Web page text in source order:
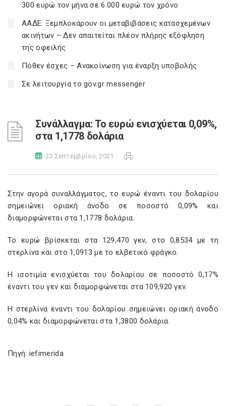
300 ευρώ τον μήνα σε 6.000 ευρώ τον χρόνο
ΑΑΔΕ: Ξεμπλοκάρουν οι μεταβιβάσεις κατασχεμένων
ακινήτων – Δεν απαιτείται πλέον πλήρης εξόφληση
της οφειλής
Πόθεν έσχες – Ανακοίνωση για έναρξη υποβολής
Σε λειτουργία το gov.gr messenger
Συνάλλαγμα: Το ευρώ ενισχύεται 0,09%,
στα 1,1778 δολάρια
23 Σεπτεμβρίου, 2021
Στην αγορά συναλλάγματος, το ευρώ έναντι του δολαρίου
σημειώνει οριακή άνοδο σε ποσοστό 0,09% και
διαμορφώνεται στα 1,1778 δολάρια.
Το ευρώ βρίσκεται στα 129,470 γεν, στο 0,8534 με τη
στερλίνα και στο 1,0913 με το ελβετικό φράγκο.
Η ισοτιμία ενισχύεται του δολαρίου σε ποσοστό 0,17%
έναντι του γεν και διαμορφώνεται στα 109,920 γεν.
Η στερλίνα έναντι του δολαρίου σημειώνει οριακή άνοδο
0,04% και διαμορφώνεται στα 1,3800 δολάρια.
Πηγή: iefimerida